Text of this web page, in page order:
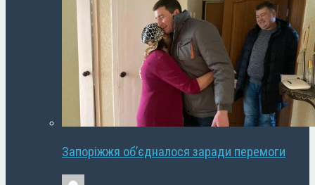
Запоріжжя об’єдналося заради перемоги